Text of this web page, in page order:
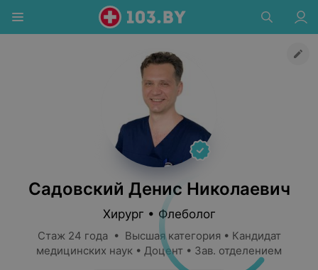
Садовский Денис Николаевич
Хирург • Флеболог
Стаж 24 года • Высшая категория • Кандидат
медицинских наук • Доцент • Зав. отделением